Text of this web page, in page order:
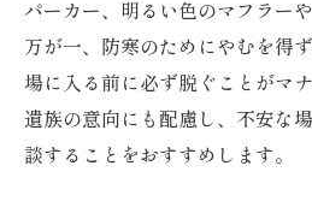
パーカー、明るい色のマフラー
万が一、防寒のためにやむを得
場に入る前に必ず脱ぐことがマ
遺族の意向にも配慮し、不安な
談することをおすすめします。